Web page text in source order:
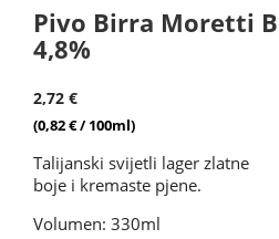
Pivo Birra Moretti
4,8%
2,72 €
(0,82 € / 100ml)
Talijanski svijetli lager zlatne
boje i kremaste pjene.
Volumen: 330ml